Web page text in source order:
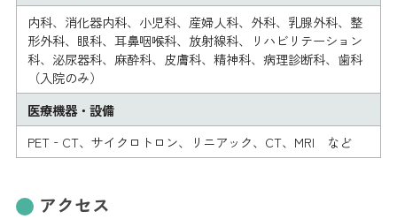
内科、消化器内科、小児科、産婦人科、外科、乳腺外科、整
形外科、眼科、耳鼻咽喉科、放射線科、リハビリテーション
科、泌尿器科、麻酔科、皮膚科、精神科、病理診断科、歯科
（入院のみ）
医療機器・設備
PET‐CT、サイクロトロン、リニアック、CT、MRI など
アクセス